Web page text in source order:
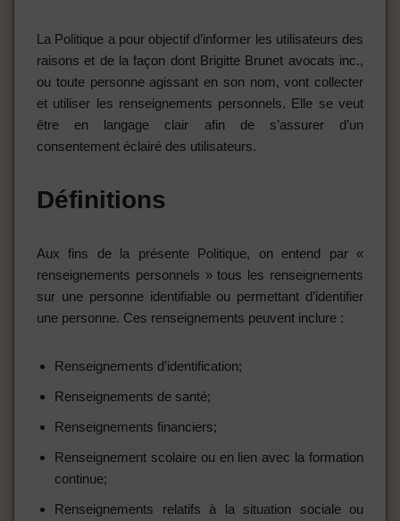
La Politique a pour objectif d’informer les utilisateurs des
raisons et de la façon dont Brigitte Brunet avocats inc.,
ou toute personne agissant en son nom, vont collecter
et utiliser les renseignements personnels. Elle se veut
être en langage clair afin de s’assurer d’un
consentement éclairé des utilisateurs.
Définitions
Aux fins de la présente Politique, on entend par «
renseignements personnels » tous les renseignements
sur une personne identifiable ou permettant d’identifier
une personne. Ces renseignements peuvent inclure :
Renseignements d’identification;
Renseignements de santé;
Renseignements financiers;
Renseignement scolaire ou en lien avec la formation
continue;
Renseignements relatifs à la situation sociale ou